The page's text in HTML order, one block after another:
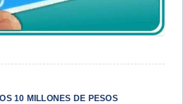
10 MILLONES DE PESOS